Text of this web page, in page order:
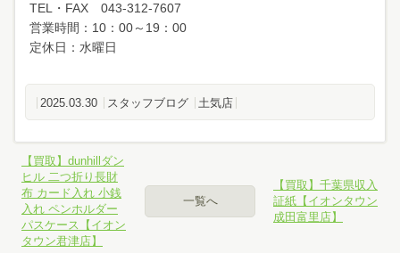
TEL・FAX 043-312-7607
営業時間：10：00～19：00
定休日：水曜日
2025.03.30 スタッフブログ 土気店
【買取】dunhillダン
ヒル 二つ折り長財
布 カード入れ 小銭
入れ ペンホルダー
パスケース【イオン
タウン君津店】
一覧へ
【買取】千葉県収入
証紙【イオンタウン
成田富里店】